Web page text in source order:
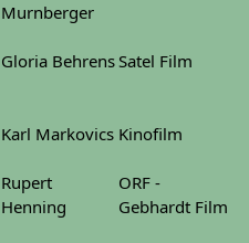
Murnberger
Gloria BehrensSatel Film
Karl Markovics Kinofilm
Rupert
Henning
ORF -
Gebhardt Film